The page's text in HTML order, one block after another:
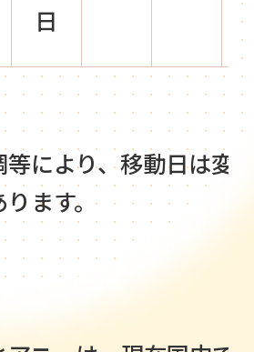
日
等により、移動日は変
ます。